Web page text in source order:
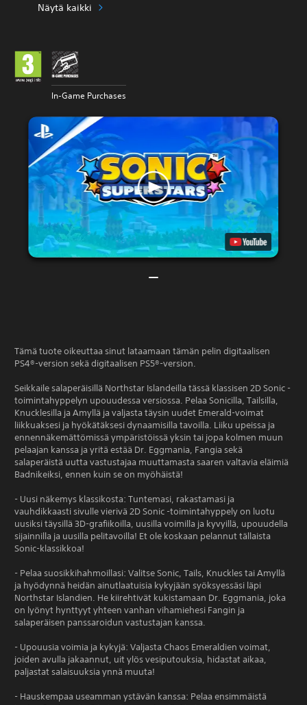
Näytä kaikki
In-Game Purchases
Tämä tuote oikeuttaa sinut lataamaan tämän pelin digitaalisen
PS4®-version sekä digitaalisen PS5®-version.
Seikkaile salaperäisillä Northstar Islandeilla tässä klassisen 2D Sonic -
toimintahyppelyn upouudessa versiossa. Pelaa Sonicilla, Tailsilla,
Knucklesilla ja Amyllä ja valjasta täysin uudet Emerald-voimat
liikkuaksesi ja hyökätäksesi dynaamisilla tavoilla. Liiku upeissa ja
ennennäkemättömissä ympäristöissä yksin tai jopa kolmen muun
pelaajan kanssa ja yritä estää Dr. Eggmania, Fangia sekä
salaperäistä uutta vastustajaa muuttamasta saaren valtavia eläimiä
Badnikeiksi, ennen kuin se on myöhäistä!
- Uusi näkemys klassikosta: Tuntemasi, rakastamasi ja
vauhdikkaasti sivulle vierivä 2D Sonic -toimintahyppely on luotu
uusiksi täysillä 3D-grafiikoilla, uusilla voimilla ja kyvyillä, upouudella
sijainnilla ja uusilla pelitavoilla! Et ole koskaan pelannut tällaista
Sonic-klassikkoa!
- Pelaa suosikkihahmoillasi: Valitse Sonic, Tails, Knuckles tai Amyllä
ja hyödynnä heidän ainutlaatuisia kykyjään syöksyessäsi läpi
Northstar Islandien. He kiirehtivät kukistamaan Dr. Eggmania, joka
on lyönyt hynttyyt yhteen vanhan vihamiehesi Fangin ja
salaperäisen panssaroidun vastustajan kanssa.
- Upouusia voimia ja kykyjä: Valjasta Chaos Emeraldien voimat,
joiden avulla jakaannut, uit ylös vesiputouksia, hidastat aikaa,
paljastat salaisuuksia ynnä muuta!
- Hauskempaa useamman ystävän kanssa: Pelaa ensimmäistä